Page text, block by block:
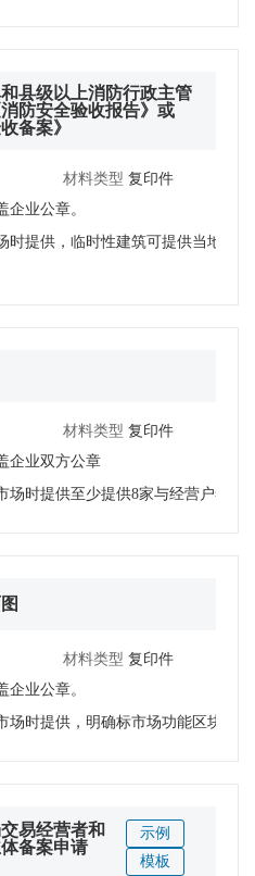
县级以上消防行政主管
防安全验收报告》或
备案》
材料类型：复印件
企业公章。
时提供，临时性建筑可提供当地派
材料类型：复印件
企业双方公章
场时提供至少提供8家与经营户签订
材料类型：复印件
企业公章。
场时提供，明确标市场功能区块。
易经营者和
备案申请
示例
模板